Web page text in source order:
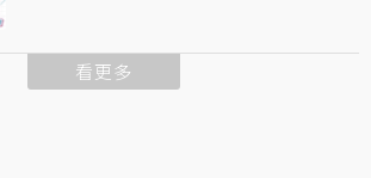
看更多